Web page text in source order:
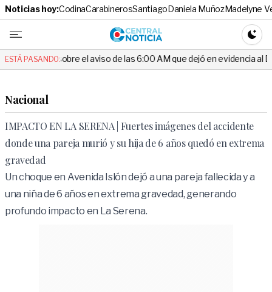
Noticias hoy:CodinaCarabinerosSantiagoDaniela MuñozMadelyne
Central
ESTÁ PASANDO:
el aviso de las 6:00 AM que dejó en evidencia al Delegado
Nacional
IMPACTO EN LA SERENA | Fuertes imágenes del accidente
donde una pareja murió y su hija de 6 años quedó en extrema
gravedad
Un choque en Avenida Islón dejó a una pareja fallecida y a
una niña de 6 años en extrema gravedad, generando
profundo impacto en La Serena.